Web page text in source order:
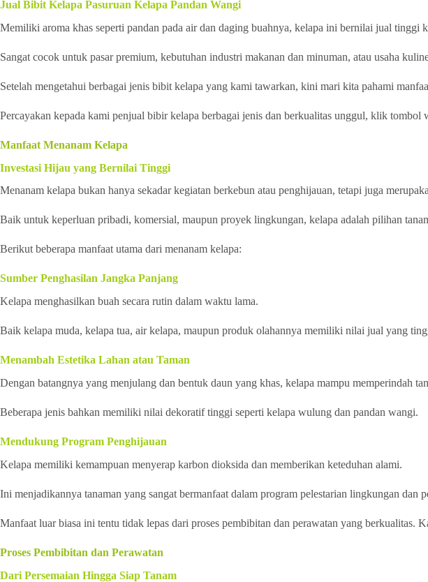
Jual Bibit Kelapa Pasuruan Kelapa Pandan Wangi
Memiliki aroma khas seperti pandan pada air dan daging buahnya, kelapa ini bernilai jual tinggi
Sangat cocok untuk pasar premium, kebutuhan industri makanan dan minuman, atau usaha
Setelah mengetahui berbagai jenis bibit kelapa yang kami tawarkan, kini mari kita pahami
Percayakan kepada kami penjual bibir kelapa berbagai jenis dan berkualitas unggul, klik
Manfaat Menanam Kelapa
Investasi Hijau yang Bernilai Tinggi
Menanam kelapa bukan hanya sekadar kegiatan berkebun atau penghijauan, tetapi juga
Baik untuk keperluan pribadi, komersial, maupun proyek lingkungan, kelapa adalah pilihan
Berikut beberapa manfaat utama dari menanam kelapa:
Sumber Penghasilan Jangka Panjang
Kelapa menghasilkan buah secara rutin dalam waktu lama.
Baik kelapa muda, kelapa tua, air kelapa, maupun produk olahannya memiliki nilai jual yang
Menambah Estetika Lahan atau Taman
Dengan batangnya yang menjulang dan bentuk daun yang khas, kelapa mampu memperindah
Beberapa jenis bahkan memiliki nilai dekoratif tinggi seperti kelapa wulung dan pandan wangi.
Mendukung Program Penghijauan
Kelapa memiliki kemampuan menyerap karbon dioksida dan memberikan keteduhan alami.
Ini menjadikannya tanaman yang sangat bermanfaat dalam program pelestarian lingkungan dan
Manfaat luar biasa ini tentu tidak lepas dari proses pembibitan dan perawatan yang berkualitas.
Proses Pembibitan dan Perawatan
Dari Persemaian Hingga Siap Tanam